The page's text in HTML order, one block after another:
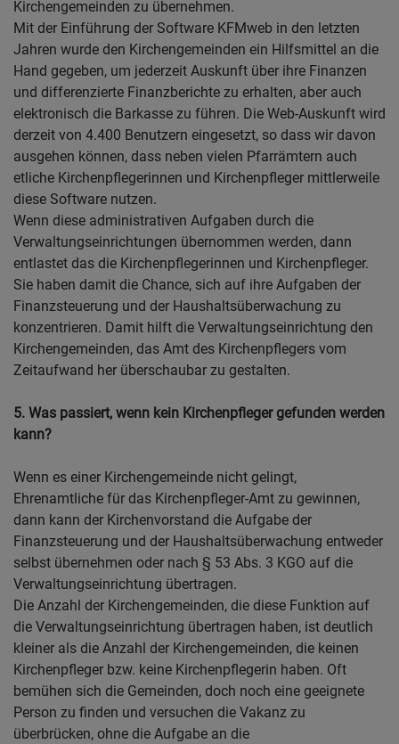
Kirchengemeinden zu übernehmen.
Mit der Einführung der Software KFMweb in den letzten
Jahren wurde den Kirchengemeinden ein Hilfsmittel an die
Hand gegeben, um jederzeit Auskunft über ihre Finanzen
und differenzierte Finanzberichte zu erhalten, aber auch
elektronisch die Barkasse zu führen. Die Web-Auskunft wird
derzeit von 4.400 Benutzern eingesetzt, so dass wir davon
ausgehen können, dass neben vielen Pfarrämtern auch
etliche Kirchenpflegerinnen und Kirchenpfleger mittlerweile
diese Software nutzen.
Wenn diese administrativen Aufgaben durch die
Verwaltungseinrichtungen übernommen werden, dann
entlastet das die Kirchenpflegerinnen und Kirchenpfleger.
Sie haben damit die Chance, sich auf ihre Aufgaben der
Finanzsteuerung und der Haushaltsüberwachung zu
konzentrieren. Damit hilft die Verwaltungseinrichtung den
Kirchengemeinden, das Amt des Kirchenpflegers vom
Zeitaufwand her überschaubar zu gestalten.
5. Was passiert, wenn kein Kirchenpfleger gefunden werden
kann?
Wenn es einer Kirchengemeinde nicht gelingt,
Ehrenamtliche für das Kirchenpfleger-Amt zu gewinnen,
dann kann der Kirchenvorstand die Aufgabe der
Finanzsteuerung und der Haushaltsüberwachung entweder
selbst übernehmen oder nach § 53 Abs. 3 KGO auf die
Verwaltungseinrichtung übertragen.
Die Anzahl der Kirchengemeinden, die diese Funktion auf
die Verwaltungseinrichtung übertragen haben, ist deutlich
kleiner als die Anzahl der Kirchengemeinden, die keinen
Kirchenpfleger bzw. keine Kirchenpflegerin haben. Oft
bemühen sich die Gemeinden, doch noch eine geeignete
Person zu finden und versuchen die Vakanz zu
überbrücken, ohne die Aufgabe an die